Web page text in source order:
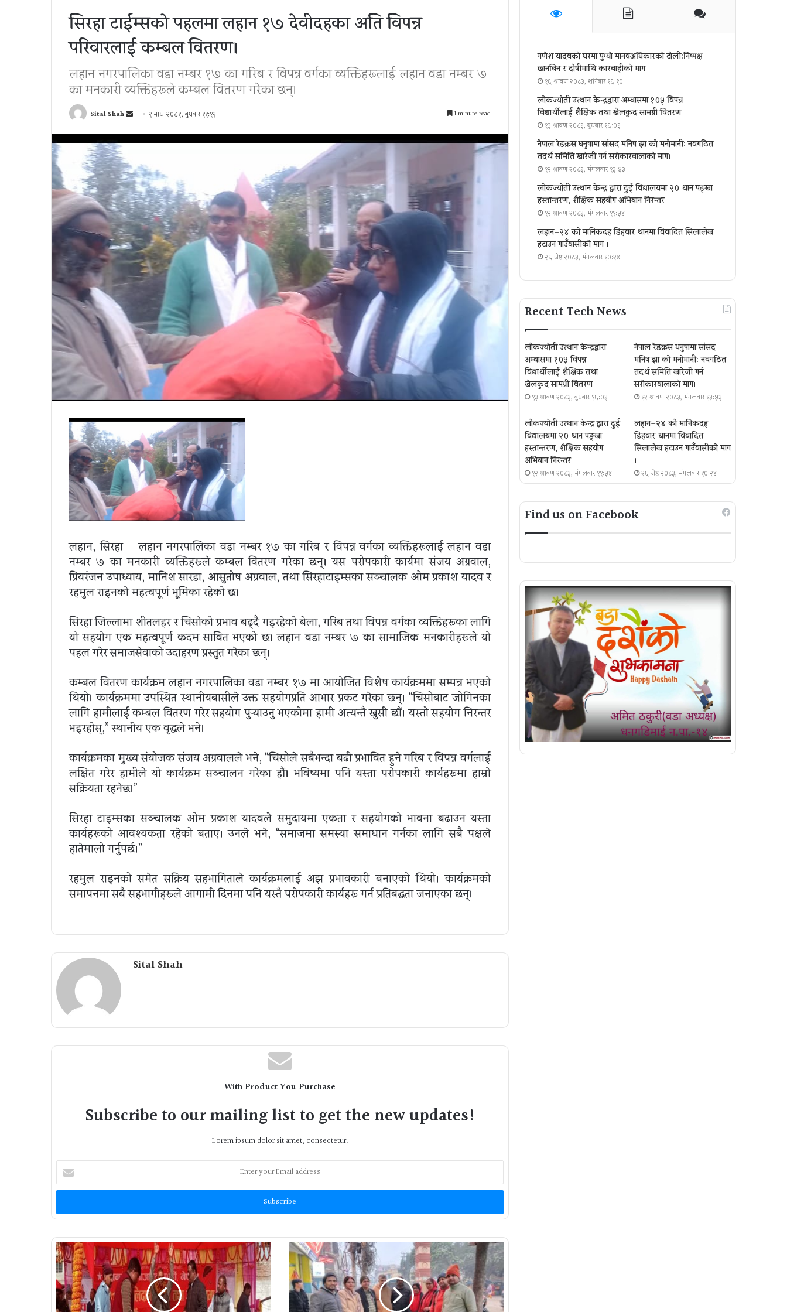
सिरहा टाईम्सकाे पहलमा लहान १७ देवीदहका अति विपन्न
परिवारलाई कम्बल वितरण।
लहान नगरपालिका वडा नम्बर १७ का गरिब र विपन्न वर्गका व्यक्तिहरूलाई लहान वडा नम्बर ७
का मनकारी व्यक्तिहरूले कम्बल वितरण गरेका छन्।
Sital Shah
Send
email
९ माघ २०८१, बुधबार ११:१९ 1 minute read
लहान, सिरहा – लहान नगरपालिका वडा नम्बर १७ का गरिब र विपन्न वर्गका व्यक्तिहरूलाई लहान वडा
नम्बर ७ का मनकारी व्यक्तिहरूले कम्बल वितरण गरेका छन्। यस परोपकारी कार्यमा संजय अग्रवाल,
प्रियरंजन उपाध्याय, मानिश सारडा, आसुतोष अग्रवाल, तथा सिरहाटाइम्सका सञ्चालक ओम प्रकाश यादव र
रहमुल राइनको महत्वपूर्ण भूमिका रहेको छ।
सिरहा जिल्लामा शीतलहर र चिसोको प्रभाव बढ्दै गइरहेको बेला, गरिब तथा विपन्न वर्गका व्यक्तिहरूका लागि
यो सहयोग एक महत्वपूर्ण कदम सावित भएको छ। लहान वडा नम्बर ७ का सामाजिक मनकारीहरूले यो
पहल गरेर समाजसेवाको उदाहरण प्रस्तुत गरेका छन्।
कम्बल वितरण कार्यक्रम लहान नगरपालिका वडा नम्बर १७ मा आयोजित विशेष कार्यक्रममा सम्पन्न भएको
थियो। कार्यक्रममा उपस्थित स्थानीयबासीले उक्त सहयोगप्रति आभार प्रकट गरेका छन्। “चिसोबाट जोगिनका
लागि हामीलाई कम्बल वितरण गरेर सहयोग पुर्‍याउनु भएकोमा हामी अत्यन्तै खुसी छौं। यस्तो सहयोग निरन्तर
भइरहोस्,” स्थानीय एक वृद्धले भने।
कार्यक्रमका मुख्य संयोजक संजय अग्रवालले भने, “चिसोले सबैभन्दा बढी प्रभावित हुने गरिब र विपन्न वर्गलाई
लक्षित गरेर हामीले यो कार्यक्रम सञ्चालन गरेका हौं। भविष्यमा पनि यस्ता परोपकारी कार्यहरूमा हाम्रो
सक्रियता रहनेछ।”
सिरहा टाइम्सका सञ्चालक ओम प्रकाश यादवले समुदायमा एकता र सहयोगको भावना बढाउन यस्ता
कार्यहरूको आवश्यकता रहेको बताए। उनले भने, “समाजमा समस्या समाधान गर्नका लागि सबै पक्षले
हातेमालो गर्नुपर्छ।”
रहमुल राइनको समेत सक्रिय सहभागिताले कार्यक्रमलाई अझ प्रभावकारी बनाएको थियो। कार्यक्रमको
समापनमा सबै सहभागीहरूले आगामी दिनमा पनि यस्तै परोपकारी कार्यहरू गर्न प्रतिबद्धता जनाएका छन्।
Sital Shah
With Product You Purchase
Subscribe to our mailing list to get the new updates!
Lorem ipsum dolor sit amet, consectetur.
Enter
your
Email
गणेश यादवको घरमा पुग्याे मानवअधिकारकाे टोली:निष्पक्ष
छानबिन र दोषीमाथि कारबाहीको माग
१६ श्रावण २०८३, शनिबार १६:१०
लोकज्योती उत्थान केन्द्रद्वारा अम्बासमा १०५ विपन्न
विद्यार्थीलाई शैक्षिक तथा खेलकुद सामग्री वितरण
१३ श्रावण २०८३, बुधबार १६:०३
नेपाल रेडक्रस धनुषामा सांसद मनिष झा को मनोमानी: नवगठित
तदर्थ समिति खारेजी गर्न सरोकारवालाको माग।
१२ श्रावण २०८३, मंगलवार १३:५३
लोकज्योती उत्थान केन्द्र द्वारा दुई विद्यालयमा २० थान पङ्खा
हस्तान्तरण, शैक्षिक सहयोग अभियान निरन्तर
१२ श्रावण २०८३, मंगलवार ११:५४
लहान–२४ को मानिकदह डिहवार थानमा विवादित सिलालेख
हटाउन गाउँवासीको माग ।
२६ जेष्ठ २०८३, मंगलवार १०:२४
Recent Tech News
लोकज्योती उत्थान केन्द्रद्वारा
अम्बासमा १०५ विपन्न
विद्यार्थीलाई शैक्षिक तथा
खेलकुद सामग्री वितरण
१३ श्रावण २०८३, बुधबार १६:०३
नेपाल रेडक्रस धनुषामा सांसद
मनिष झा को मनोमानी: नवगठित
तदर्थ समिति खारेजी गर्न
सरोकारवालाको माग।
१२ श्रावण २०८३, मंगलवार १३:५३
लोकज्योती उत्थान केन्द्र द्वारा दुई
विद्यालयमा २० थान पङ्खा
हस्तान्तरण, शैक्षिक सहयोग
अभियान निरन्तर
१२ श्रावण २०८३, मंगलवार ११:५४
लहान–२४ को मानिकदह
डिहवार थानमा विवादित
सिलालेख हटाउन गाउँवासीको माग
।
२६ जेष्ठ २०८३, मंगलवार १०:२४
Find us on Facebook